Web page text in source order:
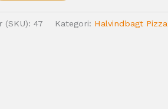
(SKU): 47 Kategori: Halvindbagt Pizza